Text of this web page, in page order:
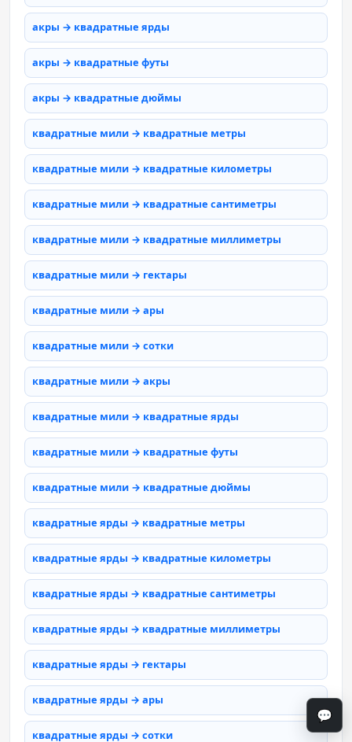
акры → квадратные ярды
акры → квадратные футы
акры → квадратные дюймы
квадратные мили → квадратные метры
квадратные мили → квадратные километры
квадратные мили → квадратные сантиметры
квадратные мили → квадратные миллиметры
квадратные мили → гектары
квадратные мили → ары
квадратные мили → сотки
квадратные мили → акры
квадратные мили → квадратные ярды
квадратные мили → квадратные футы
квадратные мили → квадратные дюймы
квадратные ярды → квадратные метры
квадратные ярды → квадратные километры
квадратные ярды → квадратные сантиметры
квадратные ярды → квадратные миллиметры
квадратные ярды → гектары
квадратные ярды → ары
квадратные ярды → сотки
💬